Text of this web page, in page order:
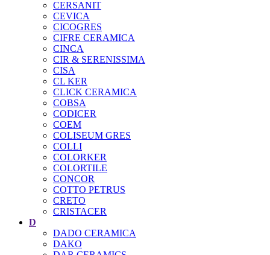
CERSANIT
CEVICA
CICOGRES
CIFRE CERAMICA
CINCA
CIR & SERENISSIMA
CISA
CL KER
CLICK CERAMICA
COBSA
CODICER
COEM
COLISEUM GRES
COLLI
COLORKER
COLORTILE
CONCOR
COTTO PETRUS
CRETO
CRISTACER
D
DADO CERAMICA
DAKO